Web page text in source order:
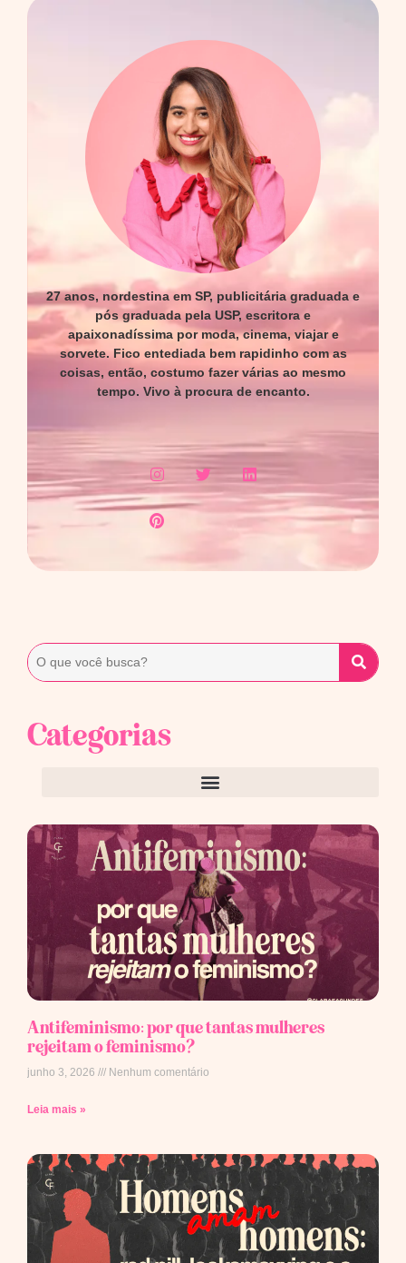
27 anos, nordestina em SP, publicitária graduada e
pós graduada pela USP, escritora e
apaixonadíssima por moda, cinema, viajar e
sorvete. Fico entediada bem rapidinho com as
coisas, então, costumo fazer várias ao mesmo
tempo. Vivo à procura de encanto.
Categorias
Antifeminismo: por que tantas mulheres
rejeitam o feminismo?
junho 3, 2026 Nenhum comentário
Leia mais »